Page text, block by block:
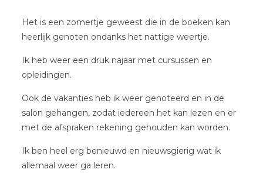
Het is een zomertje geweest die in de boeken kan
heerlijk genoten ondanks het nattige weertje.
Ik heb weer een druk najaar met cursussen en
opleidingen.
Ook de vakanties heb ik weer genoteerd en in de
salon gehangen, zodat iedereen het kan lezen en er
met de afspraken rekening gehouden kan worden.
Ik ben heel erg benieuwd en nieuwsgierig wat ik
allemaal weer ga leren.